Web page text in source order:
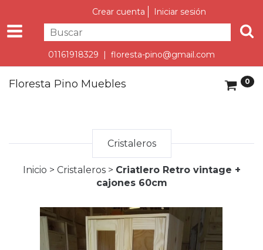
Crear cuenta Iniciar sesión
01161918329 | floresta-pino@gmail.com
Floresta Pino Muebles 0
Cristaleros
Inicio > Cristaleros > Criatlero Retro vintage +
cajones 60cm